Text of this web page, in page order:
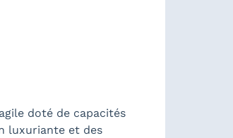
doté de capacités
luxuriante et des